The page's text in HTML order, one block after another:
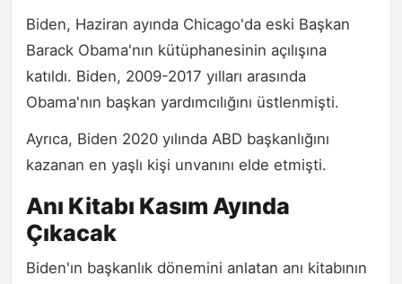
Biden, Haziran ayında Chicago'da eski Başkan
Barack Obama'nın kütüphanesinin açılışına
katıldı. Biden, 2009-2017 yılları arasında
Obama'nın başkan yardımcılığını üstlenmişti.
Ayrıca, Biden 2020 yılında ABD başkanlığını
kazanan en yaşlı kişi unvanını elde etmişti.
Anı Kitabı Kasım Ayında
Çıkacak
Biden'ın başkanlık dönemini anlatan anı kitabının